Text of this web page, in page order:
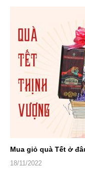
Mua giỏ quà Tết ở
18/11/2022